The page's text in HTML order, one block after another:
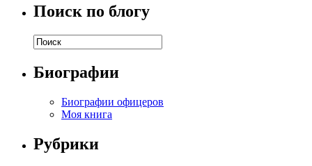
Поиск по блогу
Биографии
Биографии офицеров
Моя книга
Рубрики